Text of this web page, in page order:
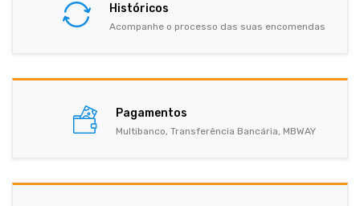
Históricos
Acompanhe o processo das suas encomendas
Pagamentos
Multibanco, Transferência Bancária, MBWAY